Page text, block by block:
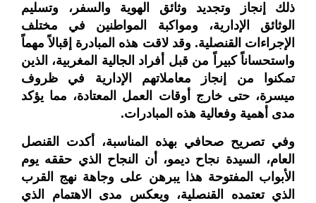
ذلك إنجاز وتجديد وثائق الهوية والسفر، وتسليم
الوثائق الإدارية، ومواكبة المواطنين في مختلف
الإجراءات القنصلية. وقد لاقت هذه المبادرة إقبالاً مهماً
واستحساناً كبيراً من قبل أفراد الجالية المغربية، الذين
تمكنوا من إنجاز معاملاتهم الإدارية في ظروف
ميسرة، حتى خارج أوقات العمل المعتادة، مما يؤكد
مدى أهمية وفعالية هذه المبادرات.
وفي تصريح صحافي بهذه المناسبة، أكدت القنصل
العام، السيدة نجاح ديمو، أن النجاح الذي حققه يوم
الأبواب المفتوحة هذا يبرهن على وجاهة نهج القرب
الذي تعتمده القنصلية، ويعكس مدى الاهتمام الذي